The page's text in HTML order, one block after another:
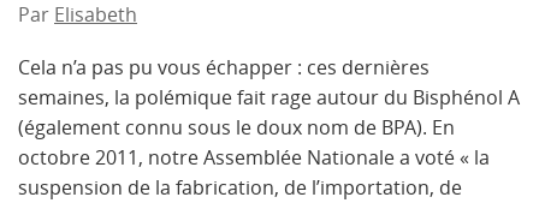
Par Elisabeth
Cela n’a pas pu vous échapper : ces dernières
semaines, la polémique fait rage autour du Bisphénol A
(également connu sous le doux nom de BPA). En
octobre 2011, notre Assemblée Nationale a voté « la
suspension de la fabrication, de l’importation, de